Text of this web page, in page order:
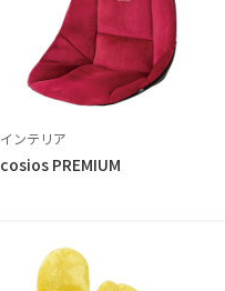
インテリア
cosios PREMIUM